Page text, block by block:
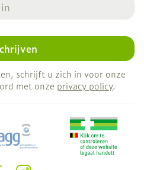
schrijft u zich in voor onze
met onze privacy policy.